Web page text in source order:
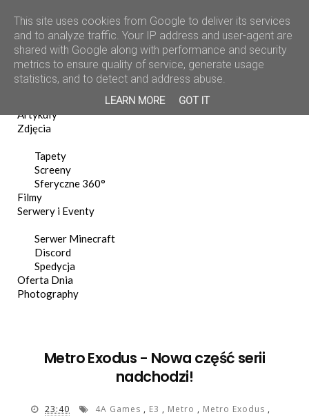
Home
Artykuły
Zdjęcia
Tapety
Screeny
Sferyczne 360°
Filmy
Serwery i Eventy
Serwer Minecraft
Discord
Spedycja
Oferta Dnia
Photography
Metro Exodus - Nowa część serii
nadchodzi!
23:40 4A Games , E3 , Metro , Metro Exodus ,
This site uses cookies from Google to deliver its services
and to analyze traffic. Your IP address and user-agent are
shared with Google along with performance and security
metrics to ensure quality of service, generate usage
statistics, and to detect and address abuse.
LEARN MORE GOT IT